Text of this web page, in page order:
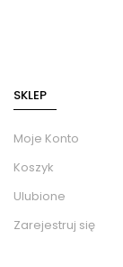
SKLEP
Moje Konto
Koszyk
Ulubione
Zarejestruj się